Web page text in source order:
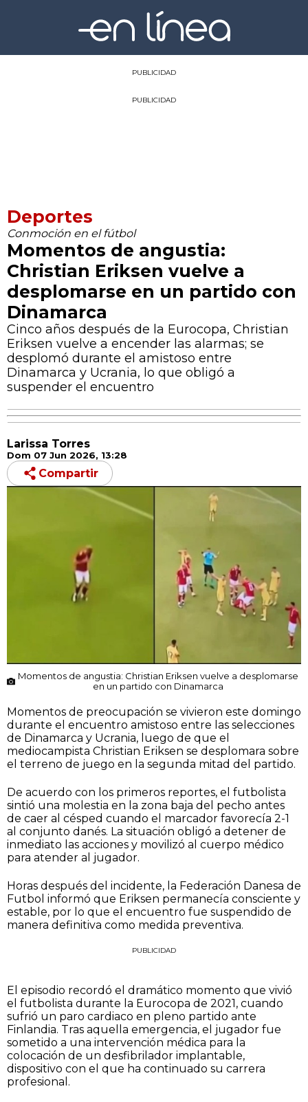
PUBLICIDAD
PUBLICIDAD
Deportes
Conmoción en el fútbol
Momentos de angustia:
Christian Eriksen vuelve a
desplomarse en un partido con
Dinamarca
Cinco años después de la Eurocopa, Christian
Eriksen vuelve a encender las alarmas; se
desplomó durante el amistoso entre
Dinamarca y Ucrania, lo que obligó a
suspender el encuentro
Larissa Torres
Dom 07 Jun 2026, 13:28
Compartir
Momentos de angustia: Christian Eriksen vuelve a desplomarse
en un partido con Dinamarca
Momentos de preocupación se vivieron este domingo
durante el encuentro amistoso entre las selecciones
de Dinamarca y Ucrania, luego de que el
mediocampista Christian Eriksen se desplomara sobre
el terreno de juego en la segunda mitad del partido.
De acuerdo con los primeros reportes, el futbolista
sintió una molestia en la zona baja del pecho antes
de caer al césped cuando el marcador favorecía 2-1
al conjunto danés. La situación obligó a detener de
inmediato las acciones y movilizó al cuerpo médico
para atender al jugador.
Horas después del incidente, la Federación Danesa de
Futbol informó que Eriksen permanecía consciente y
estable, por lo que el encuentro fue suspendido de
manera definitiva como medida preventiva.
PUBLICIDAD
El episodio recordó el dramático momento que vivió
el futbolista durante la Eurocopa de 2021, cuando
sufrió un paro cardiaco en pleno partido ante
Finlandia. Tras aquella emergencia, el jugador fue
sometido a una intervención médica para la
colocación de un desfibrilador implantable,
dispositivo con el que ha continuado su carrera
profesional.